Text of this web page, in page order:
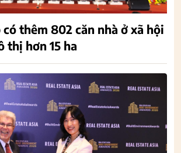
có thêm 802 căn nhà ở xã hội
thị hơn 15 ha